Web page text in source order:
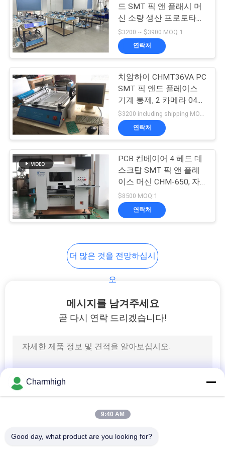
SHOPPING
ON
LINE
사
이
트
지
도
개
책
smd 후비는 물건과
장소 기계
PCB 일관 작업
SMT 부속물
웨이브 솔더링 머신
드 SMT 픽 앤 플래시 머
신 소량 생산 프로토타입
연구 교육
$3200 ~ $3900 MOQ:1
연락처
치암하이 CHMT36VA PC
SMT 픽 앤드 플레이스
기계 통제, 2 카메라 0402
SOP QFN
$3200 including shipping MOQ:1
연락처
PCB 컨베이어 4 헤드 데
스크탑 SMT 픽 앤 플레
이스 머신 CHM-650, 자
동 노즐 교체
$8500 MOQ:1
연락처
더 많은 것을 전망하십시
오
메시지를 남겨주세요
곧 다시 연락 드리겠습니다!
Charmhigh
9:40 AM
Good day, what product are you looking for?